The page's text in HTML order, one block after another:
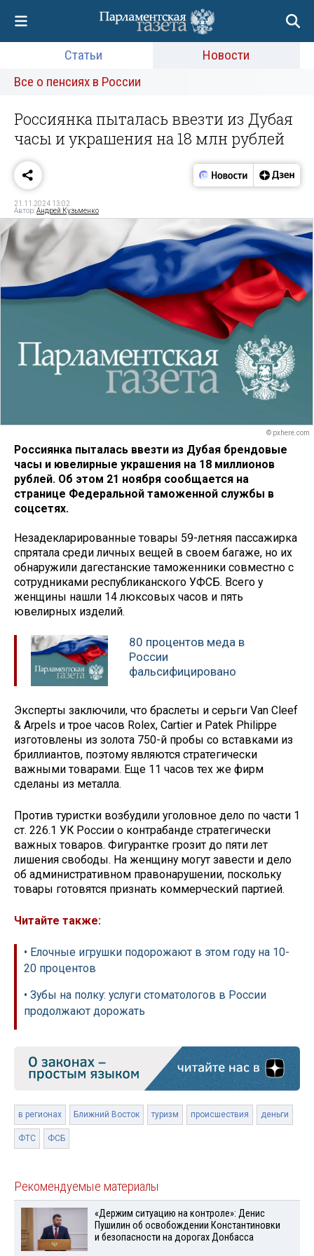
Статьи
Новости
Все о пенсиях в России
Россиянка пыталась ввезти из Дубая
часы и украшения на 18 млн рублей
21.11.2024 13:02
Автор:Андрей Кузьменко
© pxhere.com
Россиянка пыталась ввезти из Дубая брендовые
часы и ювелирные украшения на 18 миллионов
рублей. Об этом 21 ноября сообщается на
странице Федеральной таможенной службы в
соцсетях.
Незадекларированные товары 59-летняя пассажирка
спрятала среди личных вещей в своем багаже, но их
обнаружили дагестанские таможенники совместно с
сотрудниками республиканского УФСБ. Всего у
женщины нашли 14 люксовых часов и пять
ювелирных изделий.
80 процентов меда в
России
фальсифицировано
Эксперты заключили, что браслеты и серьги Van Cleef
& Arpels и трое часов Rolex, Cartier и Patek Philippe
изготовлены из золота 750-й пробы со вставками из
бриллиантов, поэтому являются стратегически
важными товарами. Еще 11 часов тех же фирм
сделаны из металла.
Против туристки возбудили уголовное дело по части 1
ст. 226.1 УК России о контрабанде стратегически
важных товаров. Фигурантке грозит до пяти лет
лишения свободы. На женщину могут завести и дело
об административном правонарушении, поскольку
товары готовятся признать коммерческий партией.
Читайте также:
• Елочные игрушки подорожают в этом году на 10-
20 процентов
• Зубы на полку: услуги стоматологов в России
продолжают дорожать
в регионах Ближний Восток туризм происшествия деньги
ФТС ФСБ
Рекомендуемые материалы
«Держим ситуацию на контроле»: Денис
Пушилин об освобождении Константиновки
и безопасности на дорогах Донбасса